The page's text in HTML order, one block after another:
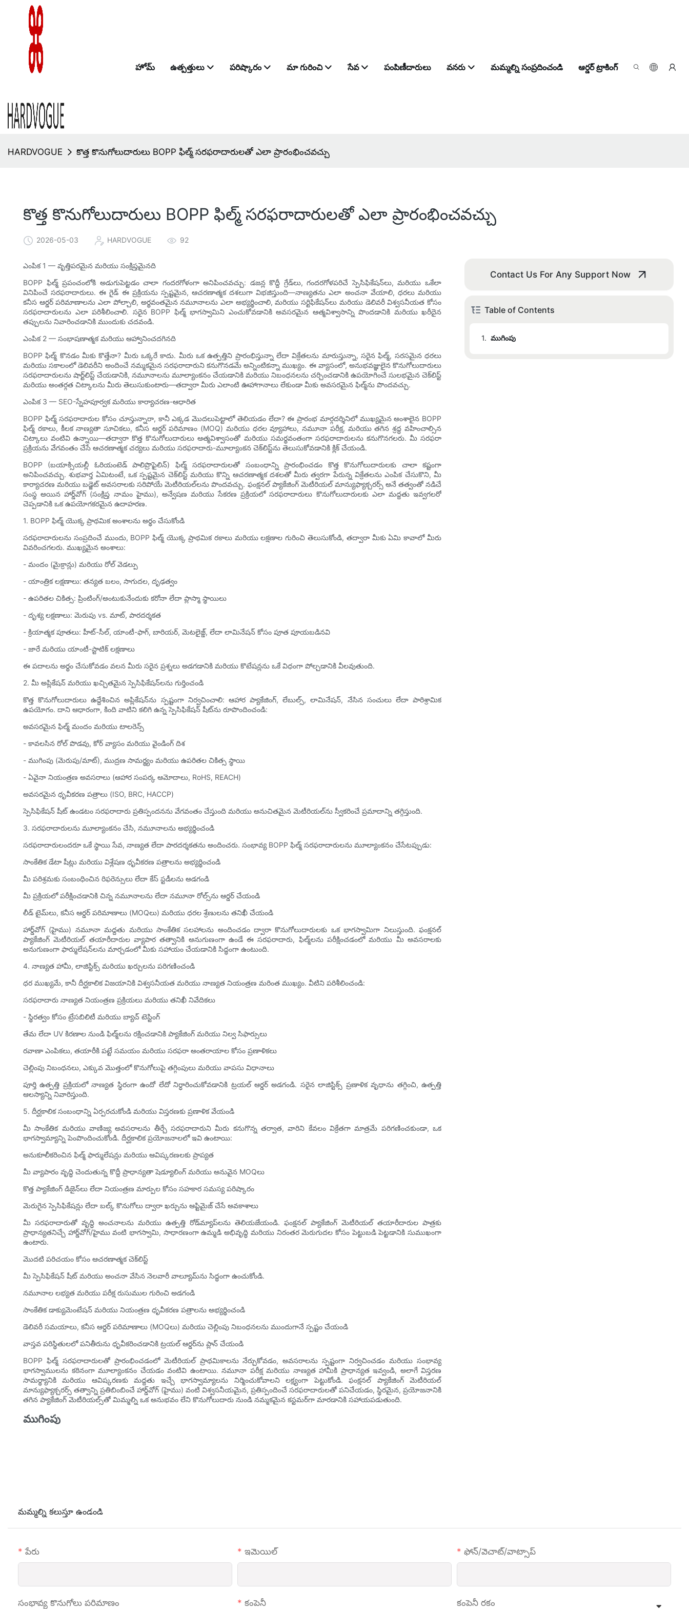
హోమ్ ఉత్పత్తులు పరిష్కారం మా గురించి సేవ పంపిణీదారులు వనరు మమ్మల్ని సంప్రదించండి ఆర్డర్ ట్రాకింగ్
HARDVOGUE కొత్త కొనుగోలుదారులు BOPP ఫిల్మ్ సరఫరాదారులతో ఎలా ప్రారంభించవచ్చు
కొత్త కొనుగోలుదారులు BOPP ఫిల్మ్ సరఫరాదారులతో ఎలా ప్రారంభించవచ్చు
2026-05-03 HARDVOGUE 92
ఎంపిక 1 — వృత్తిపరమైన మరియు సంక్షిప్తమైనది
BOPP ఫిల్మ్ ప్రపంచంలోకి అడుగుపెట్టడం చాలా గందరగోళంగా అనిపించవచ్చు: డజన్ల కొద్దీ గ్రేడ్‌లు, గందరగోళపరిచే స్పెసిఫికేషన్‌లు, మరియు ఒకేలా
వినిపించే సరఫరాదారులు. ఈ గైడ్ ఈ ప్రక్రియను స్పష్టమైన, ఆచరణాత్మక దశలుగా విభజిస్తుంది—నాణ్యతను ఎలా అంచనా వేయాలి, ధరలు మరియు
కనీస ఆర్డర్ పరిమాణాలను ఎలా పోల్చాలి, అర్థవంతమైన నమూనాలను ఎలా అభ్యర్థించాలి, మరియు సర్టిఫికేషన్‌లు మరియు డెలివరీ విశ్వసనీయత కోసం
సరఫరాదారులను ఎలా పరిశీలించాలి. సరైన BOPP ఫిల్మ్ భాగస్వామిని ఎంచుకోవడానికి అవసరమైన ఆత్మవిశ్వాసాన్ని పొందడానికి మరియు ఖరీదైన
తప్పులను నివారించడానికి ముందుకు చదవండి.
ఎంపిక 2 — సంభాషణాత్మక మరియు ఆహ్వానించదగినది
BOPP ఫిల్మ్ కొనడం మీకు కొత్తేనా? మీరు ఒక్కరే కాదు. మీరు ఒక ఉత్పత్తిని ప్రారంభిస్తున్నా లేదా విక్రేతలను మారుస్తున్నా, సరైన ఫిల్మ్, సరసమైన ధరలు
మరియు సకాలంలో డెలివరీని అందించే నమ్మకమైన సరఫరాదారుని కనుగొనడమే అన్నింటికన్నా ముఖ్యం. ఈ వ్యాసంలో, అనుభవజ్ఞులైన కొనుగోలుదారులు
సరఫరాదారులను షార్ట్‌లిస్ట్ చేయడానికి, నమూనాలను మూల్యాంకనం చేయడానికి మరియు నిబంధనలను చర్చించడానికి ఉపయోగించే సులభమైన చెక్‌లిస్ట్
మరియు అంతర్గత చిట్కాలను మీరు తెలుసుకుంటారు—తద్వారా మీరు ఎలాంటి ఊహాగానాలు లేకుండా మీకు అవసరమైన ఫిల్మ్‌ను పొందవచ్చు.
ఎంపిక 3 — SEO-స్నేహపూర్వక మరియు కార్యాచరణ-ఆధారిత
BOPP ఫిల్మ్ సరఫరాదారుల కోసం చూస్తున్నారా, కానీ ఎక్కడ మొదలుపెట్టాలో తెలియడం లేదా? ఈ ప్రారంభ మార్గదర్శినిలో ముఖ్యమైన అంశాలైన BOPP
ఫిల్మ్ రకాలు, కీలక నాణ్యతా సూచికలు, కనీస ఆర్డర్ పరిమాణం (MOQ) మరియు ధరల వ్యూహాలు, నమూనా పరీక్ష, మరియు తగిన శ్రద్ధ వహించాల్సిన
చిట్కాలు వంటివి ఉన్నాయి—తద్వారా కొత్త కొనుగోలుదారులు ఆత్మవిశ్వాసంతో మరియు సమర్థవంతంగా సరఫరాదారులను కనుగొనగలరు. మీ సరఫరా
ప్రక్రియను వేగవంతం చేసే ఆచరణాత్మక చర్యలు మరియు సరఫరాదారు-మూల్యాంకన చెక్‌లిస్ట్‌ను తెలుసుకోవడానికి క్లిక్ చేయండి.
BOPP (బయాక్సియల్లీ ఓరియంటెడ్ పాలిప్రొఫైలిన్) ఫిల్మ్ సరఫరాదారులతో సంబంధాన్ని ప్రారంభించడం కొత్త కొనుగోలుదారులకు చాలా కష్టంగా
అనిపించవచ్చు. శుభవార్త ఏమిటంటే, ఒక స్పష్టమైన చెక్‌లిస్ట్ మరియు కొన్ని ఆచరణాత్మక దశలతో మీరు త్వరగా పేరున్న విక్రేతలను ఎంపిక చేసుకొని, మీ
కార్యాచరణ మరియు బడ్జెట్ అవసరాలకు సరిపోయే మెటీరియల్‌లను పొందవచ్చు. ఫంక్షనల్ ప్యాకేజింగ్ మెటీరియల్ మాన్యుఫ్యాక్చరర్స్ అనే తత్వంతో నడిచే
సంస్థ అయిన హార్డ్‌వోగ్ (సంక్షిప్త నామం హైము), అన్వేషణ మరియు సేకరణ ప్రక్రియలో సరఫరాదారులు కొనుగోలుదారులకు ఎలా మద్దతు ఇవ్వగలరో
చెప్పడానికి ఒక ఉపయోగకరమైన ఉదాహరణ.
1. BOPP ఫిల్మ్ యొక్క ప్రాథమిక అంశాలను అర్థం చేసుకోండి
సరఫరాదారులను సంప్రదించే ముందు, BOPP ఫిల్మ్ యొక్క ప్రాథమిక రకాలు మరియు లక్షణాల గురించి తెలుసుకోండి, తద్వారా మీకు ఏమి కావాలో మీరు
వివరించగలరు. ముఖ్యమైన అంశాలు:
- మందం (మైక్రాన్లు) మరియు రోల్ వెడల్పు
- యాంత్రిక లక్షణాలు: తన్యత బలం, సాగుదల, దృఢత్వం
- ఉపరితల చికిత్స: ప్రింటింగ్/అంటుకునేందుకు కరోనా లేదా ప్లాస్మా స్థాయిలు
- దృశ్య లక్షణాలు: మెరుపు vs. మాట్, పారదర్శకత
- క్రియాత్మక పూతలు: హీట్-సీల్, యాంటీ-ఫాగ్, బారియర్, మెటలైజ్డ్, లేదా లామినేషన్ కోసం పూత పూయబడినవి
- జారే మరియు యాంటీ-స్టాటిక్ లక్షణాలు
ఈ పదాలను అర్థం చేసుకోవడం వలన మీరు సరైన ప్రశ్నలు అడగడానికి మరియు కొటేషన్లను ఒకే విధంగా పోల్చడానికి వీలవుతుంది.
2. మీ అప్లికేషన్ మరియు ఖచ్చితమైన స్పెసిఫికేషన్‌లను గుర్తించండి
కొత్త కొనుగోలుదారులు ఉద్దేశించిన అప్లికేషన్‌ను స్పష్టంగా నిర్వచించాలి: ఆహార ప్యాకేజింగ్, లేబుల్స్, లామినేషన్, నేసిన సంచులు లేదా పారిశ్రామిక
ఉపయోగం. దాని ఆధారంగా, కింది వాటిని కలిగి ఉన్న స్పెసిఫికేషన్ షీట్‌ను రూపొందించండి:
అవసరమైన ఫిల్మ్ మందం మరియు టాలరెన్స్
- కావలసిన రోల్ పొడవు, కోర్ వ్యాసం మరియు వైండింగ్ దిశ
- ముగింపు (మెరుపు/మాట్), ముద్రణ సామర్థ్యం మరియు ఉపరితల చికిత్స స్థాయి
- ఏవైనా నియంత్రణ అవసరాలు (ఆహార సంపర్క ఆమోదాలు, RoHS, REACH)
అవసరమైన ధృవీకరణ పత్రాలు (ISO, BRC, HACCP)
స్పెసిఫికేషన్ షీట్ ఉండటం సరఫరాదారు ప్రతిస్పందనను వేగవంతం చేస్తుంది మరియు అనుచితమైన మెటీరియల్‌ను స్వీకరించే ప్రమాదాన్ని తగ్గిస్తుంది.
3. సరఫరాదారులను మూల్యాంకనం చేసి, నమూనాలను అభ్యర్థించండి
సరఫరాదారులందరూ ఒకే స్థాయి సేవ, నాణ్యత లేదా పారదర్శకతను అందించరు. సంభావ్య BOPP ఫిల్మ్ సరఫరాదారులను మూల్యాంకనం చేసేటప్పుడు:
సాంకేతిక డేటా షీట్లు మరియు విశ్లేషణ ధృవీకరణ పత్రాలను అభ్యర్థించండి
మీ పరిశ్రమకు సంబంధించిన రిఫరెన్సులు లేదా కేస్ స్టడీలను అడగండి
మీ ప్రక్రియలో పరీక్షించడానికి చిన్న నమూనాలను లేదా నమూనా రోల్స్‌ను ఆర్డర్ చేయండి
లీడ్ టైమ్‌లు, కనీస ఆర్డర్ పరిమాణాలు (MOQలు) మరియు ధరల శ్రేణులను తనిఖీ చేయండి
హార్డ్‌వోగ్ (హైము) నమూనా మద్దతు మరియు సాంకేతిక సలహాలను అందించడం ద్వారా కొనుగోలుదారులకు ఒక భాగస్వామిగా నిలుస్తుంది. ఫంక్షనల్
ప్యాకేజింగ్ మెటీరియల్ తయారీదారుల వ్యాపార తత్వానికి అనుగుణంగా ఉండే ఈ సరఫరాదారు, ఫిల్మ్‌లను పరీక్షించడంలో మరియు మీ అవసరాలకు
అనుగుణంగా ఫార్ములేషన్‌లను మార్చడంలో మీకు సహాయం చేయడానికి సిద్ధంగా ఉంటుంది.
4. నాణ్యత హామీ, లాజిస్టిక్స్ మరియు ఖర్చులను పరిగణించండి
ధర ముఖ్యమే, కానీ దీర్ఘకాలిక విజయానికి విశ్వసనీయత మరియు నాణ్యత నియంత్రణ మరింత ముఖ్యం. వీటిని పరిశీలించండి:
సరఫరాదారు నాణ్యత నియంత్రణ ప్రక్రియలు మరియు తనిఖీ నివేదికలు
- స్థిరత్వం కోసం ట్రేసబిలిటీ మరియు బ్యాచ్ టెస్టింగ్
తేమ లేదా UV కిరణాల నుండి ఫిల్మ్‌లను రక్షించడానికి ప్యాకేజింగ్ మరియు నిల్వ సిఫార్సులు
రవాణా ఎంపికలు, తయారీకి పట్టే సమయం మరియు సరఫరా అంతరాయాల కోసం ప్రణాళికలు
చెల్లింపు నిబంధనలు, ఎక్కువ మొత్తంలో కొనుగోలుపై తగ్గింపులు మరియు వాపసు విధానాలు
పూర్తి ఉత్పత్తి ప్రక్రియలో నాణ్యత స్థిరంగా ఉందో లేదో నిర్ధారించుకోవడానికి ట్రయల్ ఆర్డర్ అడగండి. సరైన లాజిస్టిక్స్ ప్రణాళిక వృధాను తగ్గించి, ఉత్పత్తి
ఆలస్యాన్ని నివారిస్తుంది.
5. దీర్ఘకాలిక సంబంధాన్ని ఏర్పరచుకోండి మరియు విస్తరణకు ప్రణాళిక వేయండి
మీ సాంకేతిక మరియు వాణిజ్య అవసరాలను తీర్చే సరఫరాదారుని మీరు కనుగొన్న తర్వాత, వారిని కేవలం విక్రేతగా మాత్రమే పరిగణించకుండా, ఒక
భాగస్వామ్యాన్ని పెంపొందించుకోండి. దీర్ఘకాలిక ప్రయోజనాలలో ఇవి ఉంటాయి:
అనుకూలీకరించిన ఫిల్మ్ ఫార్ములేషన్లు మరియు ఆవిష్కరణలకు ప్రాప్యత
మీ వ్యాపారం వృద్ధి చెందుతున్న కొద్దీ ప్రాధాన్యతా షెడ్యూలింగ్ మరియు అనువైన MOQలు
కొత్త ప్యాకేజింగ్ డిజైన్‌లు లేదా నియంత్రణ మార్పుల కోసం సహకార సమస్య పరిష్కారం
మెరుగైన స్పెసిఫికేషన్లు లేదా బల్క్ కొనుగోలు ద్వారా ఖర్చును ఆప్టిమైజ్ చేసే అవకాశాలు
మీ సరఫరాదారుతో వృద్ధి అంచనాలను మరియు ఉత్పత్తి రోడ్‌మ్యాప్‌లను తెలియజేయండి. ఫంక్షనల్ ప్యాకేజింగ్ మెటీరియల్ తయారీదారుల పాత్రకు
ప్రాధాన్యతనిచ్చే హార్డ్‌వోగ్/హైము వంటి భాగస్వామి, సాధారణంగా ఉమ్మడి అభివృద్ధి మరియు నిరంతర మెరుగుదల కోసం పెట్టుబడి పెట్టడానికి సుముఖంగా
ఉంటారు.
మొదటి పరిచయం కోసం ఆచరణాత్మక చెక్‌లిస్ట్
మీ స్పెసిఫికేషన్ షీట్ మరియు అంచనా వేసిన నెలవారీ వాల్యూమ్‌ను సిద్ధంగా ఉంచుకోండి.
నమూనాల లభ్యత మరియు పరీక్ష రుసుముల గురించి అడగండి
సాంకేతిక డాక్యుమెంటేషన్ మరియు నియంత్రణ ధృవీకరణ పత్రాలను అభ్యర్థించండి
డెలివరీ సమయాలు, కనీస ఆర్డర్ పరిమాణాలు (MOQలు) మరియు చెల్లింపు నిబంధనలను ముందుగానే స్పష్టం చేయండి
వాస్తవ పరిస్థితులలో పనితీరును ధృవీకరించడానికి ట్రయల్ ఆర్డర్‌ను ప్లాన్ చేయండి
BOPP ఫిల్మ్ సరఫరాదారులతో ప్రారంభించడంలో మెటీరియల్ ప్రాథమికాలను నేర్చుకోవడం, అవసరాలను స్పష్టంగా నిర్వచించడం మరియు సంభావ్య
భాగస్వాములను కఠినంగా మూల్యాంకనం చేయడం వంటివి ఉంటాయి. నమూనా పరీక్ష మరియు నాణ్యత హామీకి ప్రాధాన్యత ఇవ్వండి, అలాగే విస్తరణ
సామర్థ్యానికి మరియు ఆవిష్కరణకు మద్దతు ఇచ్చే భాగస్వామ్యాలను నిర్మించుకోవాలని లక్ష్యంగా పెట్టుకోండి. ఫంక్షనల్ ప్యాకేజింగ్ మెటీరియల్
మాన్యుఫ్యాక్చరర్స్ తత్వాన్ని ప్రతిబింబించే హార్డ్‌వోగ్ (హైము) వంటి విశ్వసనీయమైన, ప్రతిస్పందించే సరఫరాదారులతో పనిచేయడం, స్థిరమైన, ప్రయోజనానికి
తగిన ప్యాకేజింగ్ మెటీరియల్స్‌తో మిమ్మల్ని ఒక అనుభవం లేని కొనుగోలుదారు నుండి నమ్మకమైన కస్టమర్‌గా మారడానికి సహాయపడుతుంది.
ముగింపు
Contact Us For Any Support Now
Table of Contents
1. ముగింపు
మమ్మల్ని కలుస్తూ ఉండండి
పేరు ఇమెయిల్ ఫోన్/వెచాట్/వాట్సాప్
సంభావ్య కొనుగోలు పరిమాణం కంపెనీ కంపెనీ రకం